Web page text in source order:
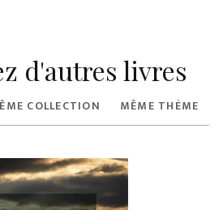
d'autres livres
COLLECTION MÊME THÈME